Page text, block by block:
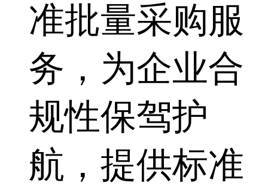
准批量采购服
务，为企业合
规性保驾护
航，提供标准